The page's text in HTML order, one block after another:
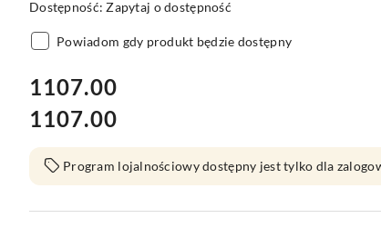
Dostępność:Zapytaj o dostępność
Powiadom gdy produkt będzie dostępny
cena:
1107.00
Cena:
1107.00
Program lojalnościowy dostępny jest tylko dla